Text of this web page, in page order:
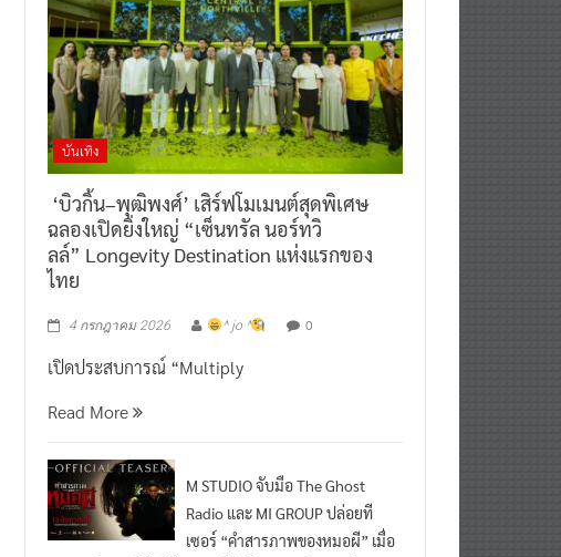
บันเทิง
‘บิวกิ้น–พุฒิพงศ์’ เสิร์ฟโมเมนต์สุดพิเศษ
ฉลองเปิดยิ่งใหญ่ “เซ็นทรัล นอร์ทวิ
ลล์” Longevity Destination แห่งแรกของ
ไทย
4 กรกฎาคม 2026 ^ jo ^ 0
เปิดประสบการณ์ “Multiply
Read More
M STUDIO จับมือ The Ghost
Radio และ MI GROUP ปล่อยที
เซอร์ “คำสารภาพของหมอผี” เมื่อ